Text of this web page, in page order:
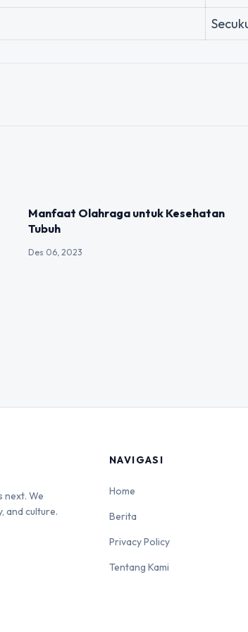
Manfaat Olahraga untuk Kesehatan
Tubuh
Des 06, 2023
next. We
and culture.
NAVIGASI
Home
Berita
Privacy Policy
Tentang Kami